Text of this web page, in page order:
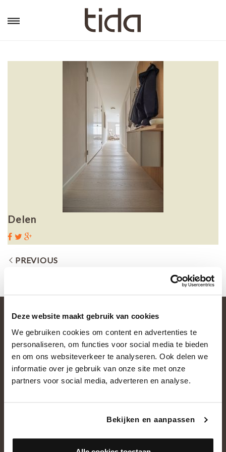
Deze website maakt gebruik van cookies
We gebruiken cookies om content en advertenties te
personaliseren, om functies voor social media te bieden
en om ons websiteverkeer te analyseren. Ook delen we
informatie over je gebruik van onze site met onze
partners voor social media, adverteren en analyse.
Bekijken en aanpassen
Delen
PREVIOUS